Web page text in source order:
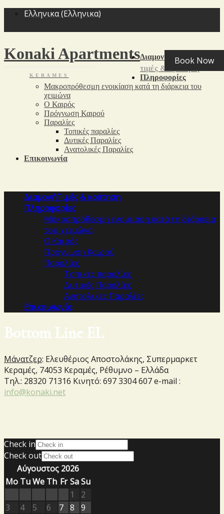
Ελληνικα(Ελληνικα)
Konaki Apartments
KERAMES
Διαμονή
τιμές & κράτηση
Πληροφορίες
Μακροπρόθεσμη ενοικίαση κατά τη διάρκεια του
χειμώνα
Ο Καιρός
Πρόγνωση Καιρού
Παραλίες
Τοπικές παραλίες
Δυτικές Παραλίες
Ανατολικές Παραλίες
Επικοινωνία
ΔιαμονήΤιμές & κράτηση
Πληροφορίες
Μακροπρόθεσμη ενοικίαση κατά τη διάρκεια
του χειμώνα
Ο Καιρός
Πρόγνωση Καιρού
Παραλίες
Τοπικές παραλίες
Δυτικές Παραλίες
Ανατολικές Παραλίες
Επικοινωνία
Bottom Line EL
Μάνατζερ: Ελευθέριος Αποστολάκης, Συπερμαρκετ
Κεραμές, 74053 Κεραμές, Ρέθυμνο – Ελλάδα
Τηλ.: 28320 71316 Κινητό: 697 3304 607 e-mail :
info@konaki.net
Check in
Check out
< >
Αύγουστος 2026
Mo TuWe Th Fr SaSu
1
2
3
4 5 6 7 8
9
Book Now